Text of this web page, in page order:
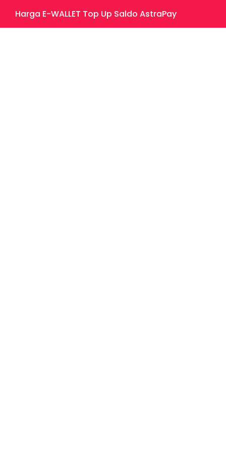
Harga E-WALLET Top Up Saldo AstraPay